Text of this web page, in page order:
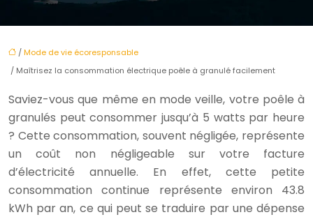
/ Mode de vie écoresponsable
/ Maîtrisez la consommation électrique poêle à granulé facilement
Saviez-vous que même en mode veille, votre poêle à
granulés peut consommer jusqu’à 5 watts par heure
? Cette consommation, souvent négligée, représente
un coût non négligeable sur votre facture
d’électricité annuelle. En effet, cette petite
consommation continue représente environ 43.8
kWh par an, ce qui peut se traduire par une dépense